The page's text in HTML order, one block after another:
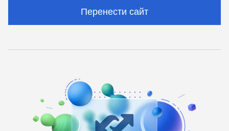
Перенести сайт